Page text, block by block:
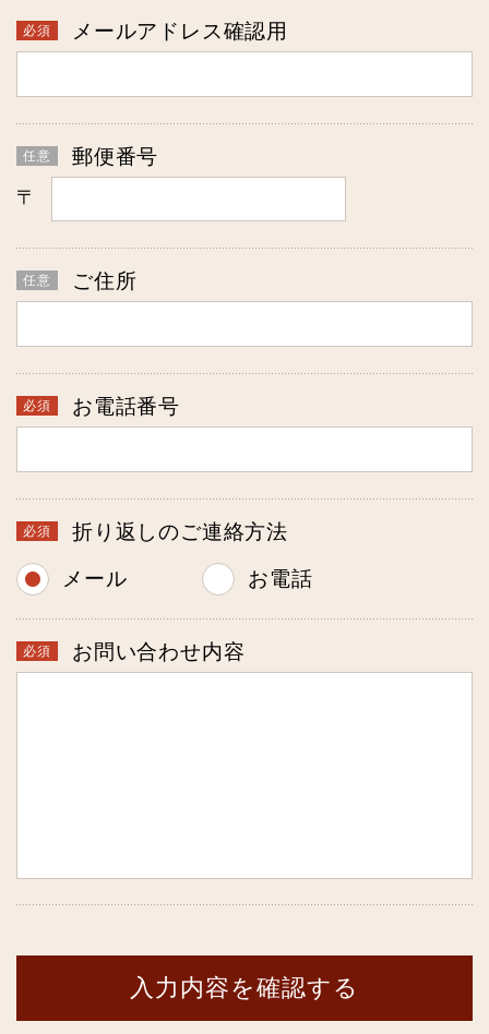
メールアドレス確認用
郵便番号
〒
ご住所
お電話番号
折り返しのご連絡方法
メール お電話
お問い合わせ内容
入力内容を確認する